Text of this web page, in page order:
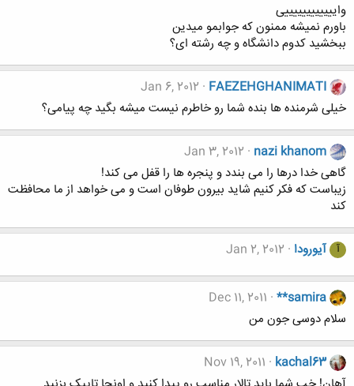
واییییییییییییی
باورم نمیشه ممنون که جوابمو میدین
ببخشید کدوم دانشگاه و چه رشته ای؟
FAEZEHGHANIMATI
Jan 6, 2012
خیلی شرمنده ها بنده شما رو خاطرم نیست میشه بگید چه پیامی؟
nazi khanom
Jan 3, 2012
گاهی خدا درها را می بندد و پنجره ها را قفل می کند!
زیباست که فکر کنیم شاید بیرون طوفان است و می خواهد از ما محافظت
کند
آ آیورودا Jan 2, 2012
**samira
Dec 11, 2011
سلام دوسی جون من
kachal63
Nov 19, 2011